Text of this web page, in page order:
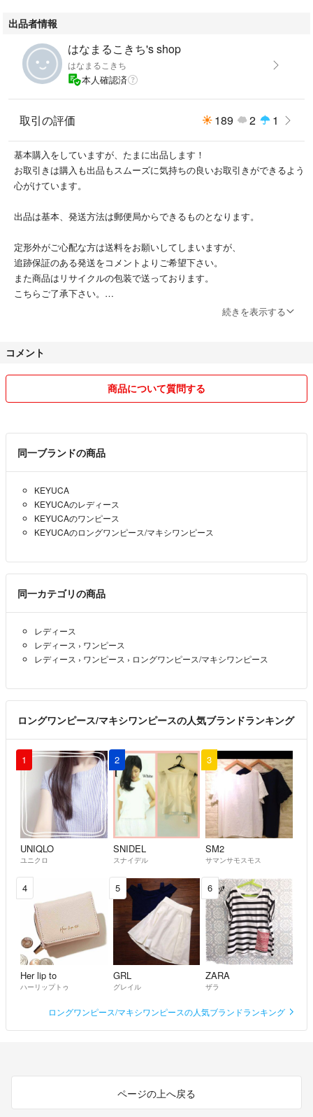
出品者情報
はなまるこきち's shop
はなまるこきち
本人確認済
取引の評価 189 2 1
基本購入をしていますが、たまに出品します！
お取引きは購入も出品もスムーズに気持ちの良いお取引きができるよう
心がけています。
出品は基本、発送方法は郵便局からできるものとなります。
定形外がご心配な方は送料をお願いしてしまいますが、
追跡保証のある発送をコメントよりご希望下さい。
また商品はリサイクルの包装で送っております。
こちらご了承下さい。
続きを表示する
コメント
商品について質問する
同一ブランドの商品
KEYUCA
KEYUCAのレディース
KEYUCAのワンピース
KEYUCAのロングワンピース/マキシワンピース
同一カテゴリの商品
レディース
レディース › ワンピース
レディース › ワンピース › ロングワンピース/マキシワンピース
ロングワンピース/マキシワンピースの人気ブランドランキング
1
UNIQLO
ユニクロ
2
SNIDEL
スナイデル
3
SM2
サマンサモスモス
4
Her lip to
ハーリップトゥ
5
GRL
グレイル
6
ZARA
ザラ
ロングワンピース/マキシワンピースの人気ブランドランキング
ページの上へ戻る